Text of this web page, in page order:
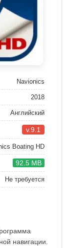
Navionics
2018
Английский
v.9.1
Boating HD
92.5 MB
Не требуется
навигации.